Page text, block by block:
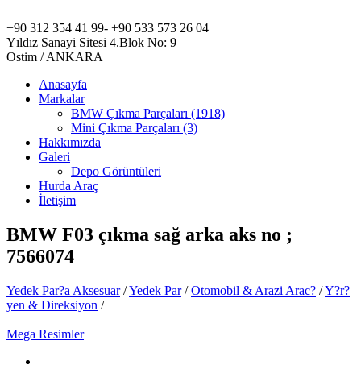
+90 312 354 41 99- +90 533 573 26 04
Yıldız Sanayi Sitesi 4.Blok No: 9
Ostim / ANKARA
Anasayfa
Markalar
BMW Çıkma Parçaları (1918)
Mini Çıkma Parçaları (3)
Hakkımızda
Galeri
Depo Görüntüleri
Hurda Araç
İletişim
BMW F03 çıkma sağ arka aks no ;
7566074
Yedek Par?a Aksesuar/Yedek Par/Otomobil & Arazi Arac? /Y?r?
yen & Direksiyon /
Mega Resimler